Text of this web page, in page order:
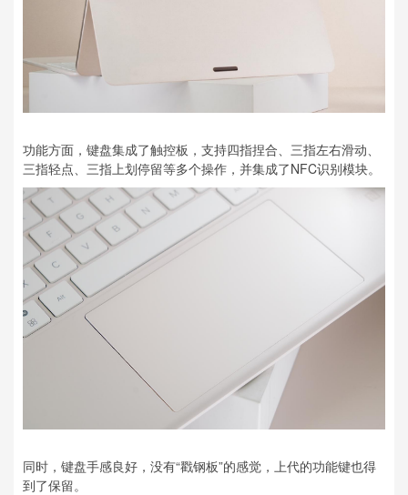
功能方面，键盘集成了触控板，支持四指捏合、三指左右滑动、
三指轻点、三指上划停留等多个操作，并集成了NFC识别模块。
同时，键盘手感良好，没有“戳钢板”的感觉，上代的功能键也得
到了保留。